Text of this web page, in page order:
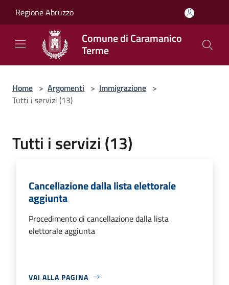
Regione Abruzzo
Comune di Caramanico
Terme
Home > Argomenti > Immigrazione >
Tutti i servizi (13)
Tutti i servizi (13)
Cancellazione dalla lista elettorale
aggiunta
Procedimento di cancellazione dalla lista
elettorale aggiunta
VAI ALLA PAGINA